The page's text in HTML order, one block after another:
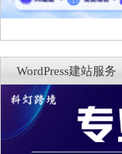
WordPress建站服务